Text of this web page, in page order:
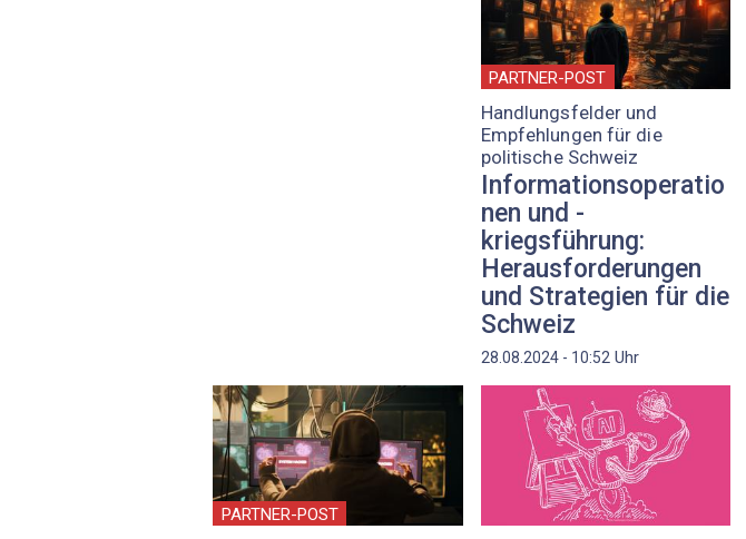
PARTNER-POST
Handlungsfelder und
Empfehlungen für die
politische Schweiz
Informationsoperatio
nen und -
kriegsführung:
Herausforderungen
und Strategien für die
Schweiz
28.08.2024 - 10:52Uhr
PARTNER-POST